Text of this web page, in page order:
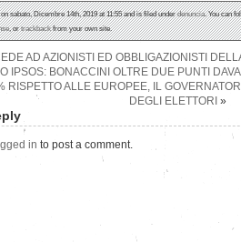
sabato, Dicembre 14th, 2019 at 11:55 and is filed underdenuncia. You can
, ortrackbackfrom your own site.
AD AZIONISTI ED OBBLIGAZIONISTI
IPSOS: BONACCINI OLTRE DUE PUNTI
RISPETTO ALLE EUROPEE, IL
DEGLI ELETTORI »
in to post a comment.